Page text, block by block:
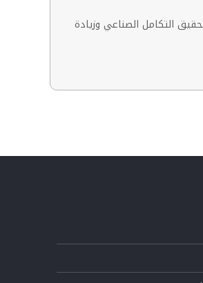
التكامل الصناعي وزيادة